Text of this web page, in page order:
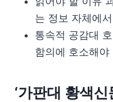
는 정보 자체에
통속적 공감대
함의에 호소해야
‘가판대 황색